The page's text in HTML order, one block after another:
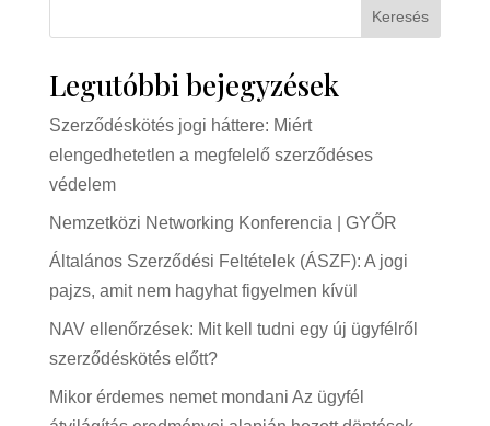
Keresés
Legutóbbi bejegyzések
Szerződéskötés jogi háttere: Miért
elengedhetetlen a megfelelő szerződéses
védelem
Nemzetközi Networking Konferencia | GYŐR
Általános Szerződési Feltételek (ÁSZF): A jogi
pajzs, amit nem hagyhat figyelmen kívül
NAV ellenőrzések: Mit kell tudni egy új ügyfélről
szerződéskötés előtt?
Mikor érdemes nemet mondani Az ügyfél